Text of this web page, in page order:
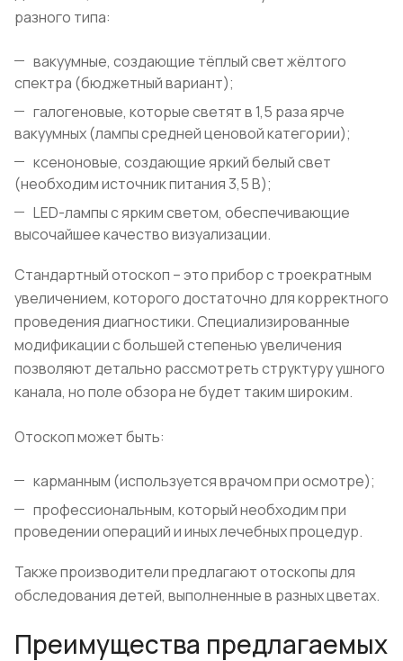
разного типа:
вакуумные, создающие тёплый свет жёлтого
спектра (бюджетный вариант);
галогеновые, которые светят в 1,5 раза ярче
вакуумных (лампы средней ценовой категории);
ксеноновые, создающие яркий белый свет
(необходим источник питания 3,5 В);
LED-лампы с ярким светом, обеспечивающие
высочайшее качество визуализации.
Стандартный отоскоп – это прибор с троекратным
увеличением, которого достаточно для корректного
проведения диагностики. Специализированные
модификации с большей степенью увеличения
позволяют детально рассмотреть структуру ушного
канала, но поле обзора не будет таким широким.
Отоскоп может быть:
карманным (используется врачом при осмотре);
профессиональным, который необходим при
проведении операций и иных лечебных процедур.
Также производители предлагают отоскопы для
обследования детей, выполненные в разных цветах.
Преимущества предлагаемых